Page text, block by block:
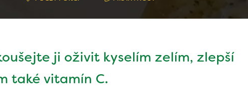
ji oživit kyselím zelím, zlepší
také vitamín C.